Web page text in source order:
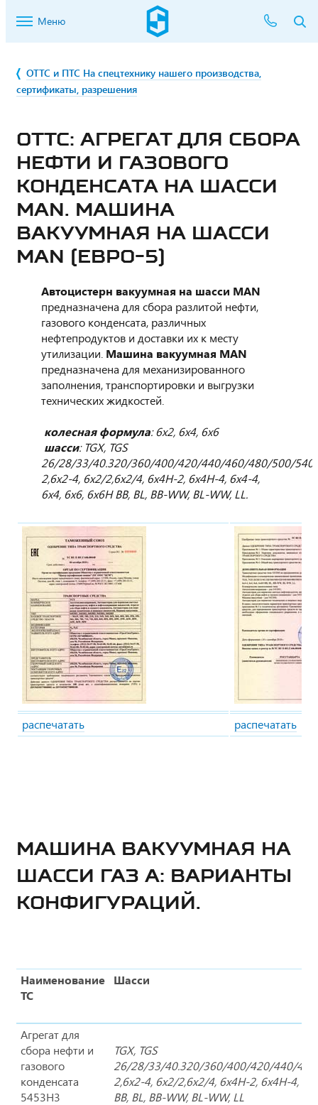
Меню
ОТТС и ПТС На спецтехнику нашего производства,
сертификаты, разрешения
ОТТС: АГРЕГАТ ДЛЯ СБОРА
НЕФТИ И ГАЗОВОГО
КОНДЕНСАТА НА ШАССИ
MAN. МАШИНА
ВАКУУМНАЯ НА ШАССИ
MAN (ЕВРО-5)
Автоцистерн вакуумная на шасси MAN
предназначена для сбора разлитой нефти,
газового конденсата, различных
нефтепродуктов и доставки их к месту
утилизации. Машина вакуумная MAN
предназначена для механизированного
заполнения, транспортировки и выгрузки
технических жидкостей.
колесная формула: 6х2, 6х4, 6х6
шасси: TGX, TGS
26/28/33/40.320/360/400/420/440/460/480/500/
2,6x2-4, 6x2/2,6x2/4, 6x4H-2, 6x4H-4, 6x4-4,
6x4, 6x6, 6x6H BB, BL, BB-WW, BL-WW, LL.
распечатать распечатать
МАШИНА ВАКУУМНАЯ НА
ШАССИ ГАЗ А: ВАРИАНТЫ
КОНФИГУРАЦИЙ.
Наименование
ТС
Шасси
Агрегат для
сбора нефти и
газового
конденсата
5453H3
TGX, TGS
26/28/33/40.320/360/400/420/440/
2,6x2-4, 6x2/2,6x2/4, 6x4H-2, 6x4H-4,
BB, BL, BB-WW, BL-WW, LL